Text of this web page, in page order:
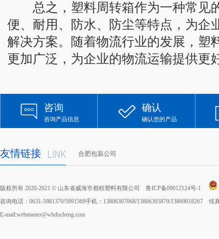
总之，塑料周转箱作为一种常见
便、耐用、防水、防尘等特点，为企
解决方案。随着物流行业的发展，塑
更加广泛，为企业的物流运输提供更
咨询
咨询产品信息
确认
确认您的产品
友情链接 合肥包装公司
版权所有 2020-2021 © 山东省威海市都程塑料有限公司 鲁ICP备09012124号-1
咨询电话：0631-5981370/5991569手机：13806307068/13806305879/13869018267
E-mail:webmaster@whducheng.com